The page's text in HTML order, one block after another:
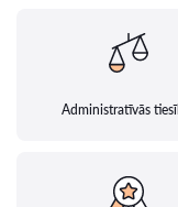
Administratīvās